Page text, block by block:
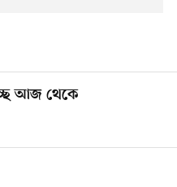
আজ থেকে